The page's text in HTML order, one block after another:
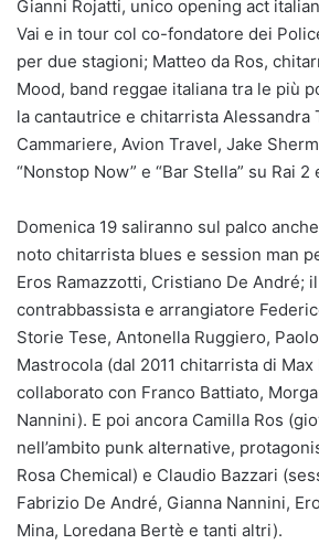
Gianni Rojatti, unico opening act
Vai e in tour col co-fondatore dei
per due stagioni; Matteo da Ros,
Mood, band reggae italiana tra le più
la cantautrice e chitarrista Alessandra
Cammariere, Avion Travel, Jake
“Nonstop Now” e “Bar Stella” su Rai 2
Domenica 19 saliranno sul palco
noto chitarrista blues e session man
Eros Ramazzotti, Cristiano De André;
contrabbassista e arrangiatore
Storie Tese, Antonella Ruggiero,
Mastrocola (dal 2011 chitarrista di Max
collaborato con Franco Battiato,
Nannini). E poi ancora Camilla Ros
nell’ambito punk alternative,
Rosa Chemical) e Claudio Bazzari
Fabrizio De André, Gianna Nannini,
Mina, Loredana Bertè e tanti altri).